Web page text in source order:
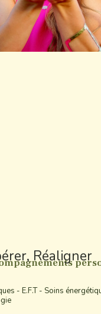
Réaligner
- E.F.T - Soins